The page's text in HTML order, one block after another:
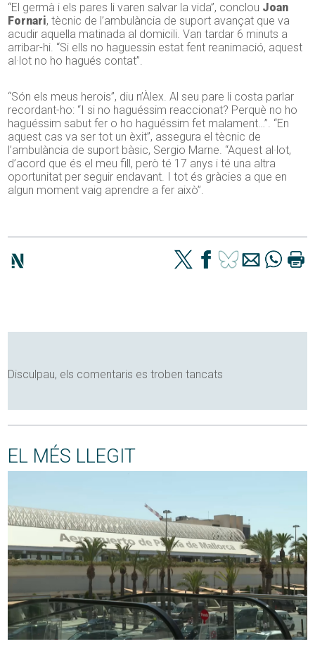
“El germà i els pares li varen salvar la vida”, conclou Joan
Fornari, tècnic de l’ambulància de suport avançat que va
acudir aquella matinada al domicili. Van tardar 6 minuts a
arribar-hi. “Si ells no haguessin estat fent reanimació, aquest
al·lot no ho hagués contat”.
“Són els meus herois”, diu n’Àlex. Al seu pare li costa parlar
recordant-ho: “I si no haguéssim reaccionat? Perquè no ho
haguéssim sabut fer o ho haguéssim fet malament…”. “En
aquest cas va ser tot un èxit”, assegura el tècnic de
l’ambulància de suport bàsic, Sergio Marne. “Aquest al·lot,
d’acord que és el meu fill, però té 17 anys i té una altra
oportunitat per seguir endavant. I tot és gràcies a que en
algun moment vaig aprendre a fer això”.
Disculpau, els comentaris es troben tancats
EL MÉS LLEGIT